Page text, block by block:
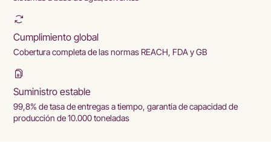
Cumplimiento global
Cobertura completa de las normas REACH, FDA y GB
Suministro estable
99,8% de tasa de entregas a tiempo, garantía de capacidad de
producción de 10.000 toneladas